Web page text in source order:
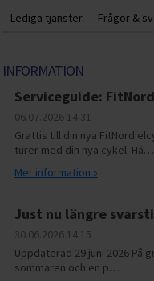
Lediga tjänster
Frågor &
INFORMATION
Serviceguide:
06.07.2026 14.31
Grattis till din nya FitNord
turer med din nya cykel. Hä…
Mer information »
Just nu längre
30.06.2026 14.15
Uppdaterad 29 juni 2026 På
sommaren och en p…